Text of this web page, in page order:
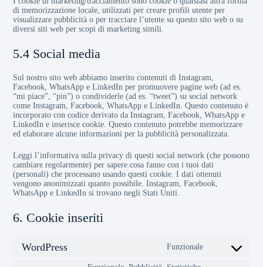
di memorizzazione locale, utilizzati per creare profili utente per
visualizzare pubblicità o per tracciare l’utente su questo sito web o su
diversi siti web per scopi di marketing simili.
5.4 Social media
Sul nostro sito web abbiamo inserito contenuti di Instagram,
Facebook, WhatsApp e LinkedIn per promuovere pagine web (ad es.
“mi piace”, “pin”) o condividerle (ad es. “tweet”) su social network
come Instagram, Facebook, WhatsApp e LinkedIn. Questo contenuto è
incorporato con codice derivato da Instagram, Facebook, WhatsApp e
LinkedIn e inserisce cookie. Questo contenuto potrebbe memorizzare
ed elaborare alcune informazioni per la pubblicità personalizzata.
Leggi l’informativa sulla privacy di questi social network (che possono
cambiare regolarmente) per sapere cosa fanno con i tuoi dati
(personali) che processano usando questi cookie. I dati ottenuti
vengono anonimizzati quanto possibile. Instagram, Facebook,
WhatsApp e LinkedIn si trovano negli Stati Uniti.
6. Cookie inseriti
WordPress Funzionale